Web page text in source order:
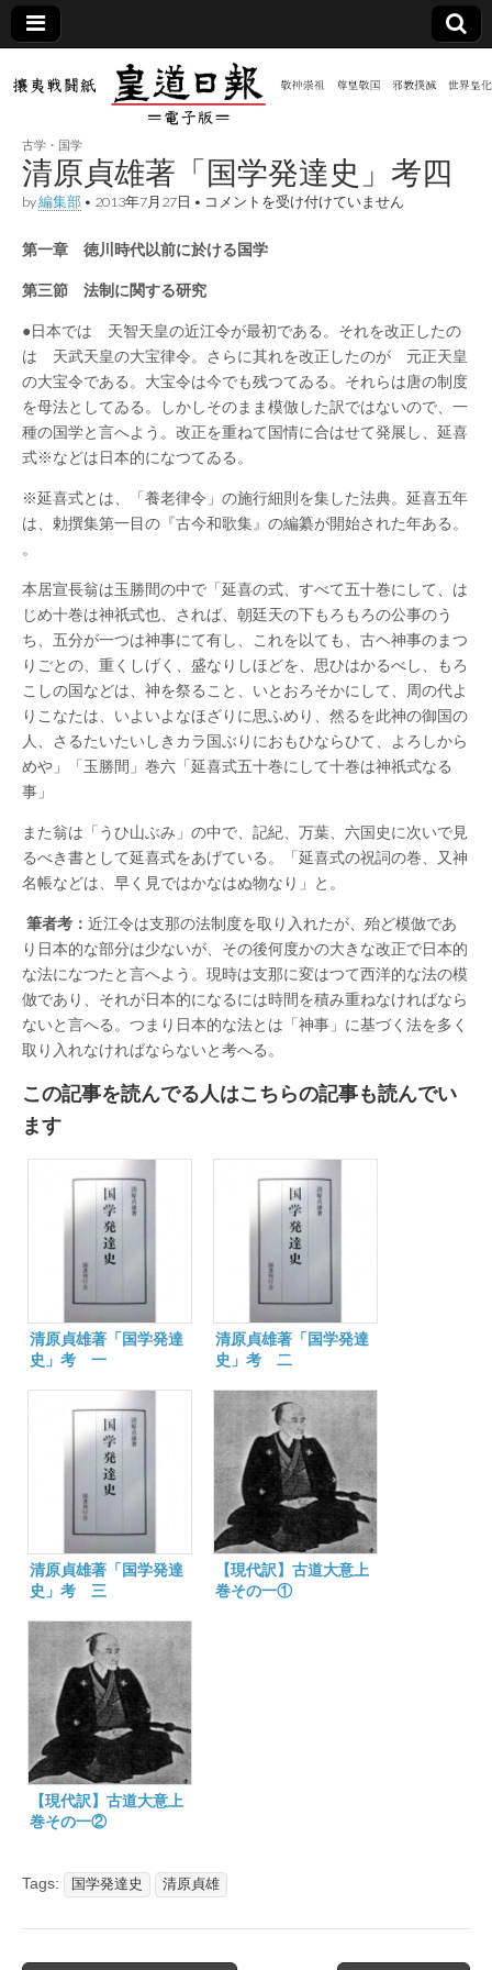
皇道
日報
（防
共新
聞）
電子
版
敬神
尊皇
｜昭
和八
年創
刊
実
攘夷
戦闘
古学・国学
清原貞雄著「国学発達史」考四
by編集部 • 2013年7月27日 • 清
雄
「国
発
達
史」
考
四
は
コメントを受け付けていません
第一章 徳川時代以前に於ける国学
第三節 法制に関する研究
●日本では 天智天皇の近江令が最初である。それを改正したの
は 天武天皇の大宝律令。さらに其れを改正したのが 元正天皇
の大宝令である。大宝令は今でも残つてゐる。それらは唐の制度
を母法としてゐる。しかしそのまま模倣した訳ではないので、一
種の国学と言へよう。改正を重ねて国情に合はせて発展し、延喜
式※などは日本的になつてゐる。
※延喜式とは、「養老律令」の施行細則を集した法典。延喜五年
は、勅撰集第一目の『古今和歌集』の編纂が開始された年ある。
。
本居宣長翁は玉勝間の中で「延喜の式、すべて五十巻にして、は
じめ十巻は神祇式也、されば、朝廷天の下もろもろの公事のう
ち、五分が一つは神事にて有し、これを以ても、古ヘ神事のまつ
りごとの、重くしげく、盛なりしほどを、思ひはかるべし、もろ
こしの国などは、神を祭ること、いとおろそかにして、周の代よ
りこなたは、いよいよなほざりに思ふめり、然るを此神の御国の
人、さるたいたいしきカラ国ぶりにおもひならひて、よろしから
めや」「玉勝間」巻六「延喜式五十巻にして十巻は神祇式なる
事」
また翁は「うひ山ぶみ」の中で、記紀、万葉、六国史に次いで見
るべき書として延喜式をあげている。「延喜式の祝詞の巻、又神
名帳などは、早く見ではかなはぬ物なり」と。
筆者考： 近江令は支那の法制度を取り入れたが、殆ど模倣であ
り日本的な部分は少ないが、その後何度かの大きな改正で日本的
な法になつたと言へよう。現時は支那に変はつて西洋的な法の模
倣であり、それが日本的になるには時間を積み重ねなければなら
ないと言へる。つまり日本的な法とは「神事」に基づく法を多く
取り入れなければならないと考へる。
この記事を読んでる人はこちらの記事も読んでい
ます
清原貞雄著「国学発達
史」考 一
清原貞雄著「国学発達
史」考 二
清原貞雄著「国学発達
史」考 三
【現代訳】古道大意上
巻その一①
【現代訳】古道大意上
巻その一②
Tags: 国学発達史 清原貞雄